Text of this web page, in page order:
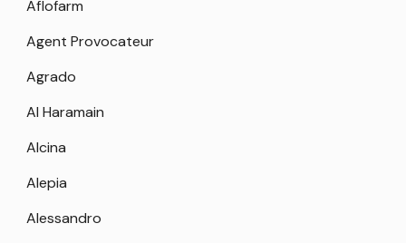
Aflofarm
Agent Provocateur
Agrado
Al Haramain
Alcina
Alepia
Alessandro